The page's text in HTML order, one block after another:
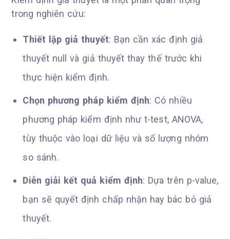
trong nghiên cứu:
Thiết lập giả thuyết: Bạn cần xác định giả
thuyết null và giả thuyết thay thế trước khi
thực hiện kiểm định.
Chọn phương pháp kiểm định: Có nhiều
phương pháp kiểm định như t-test, ANOVA,
tùy thuộc vào loại dữ liệu và số lượng nhóm
so sánh.
Diễn giải kết quả kiểm định: Dựa trên p-value,
bạn sẽ quyết định chấp nhận hay bác bỏ giả
thuyết.